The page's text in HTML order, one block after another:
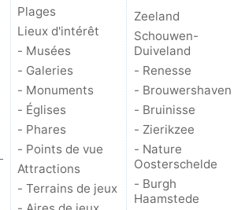
Plages
Lieux d'intérêt
- Musées
- Galeries
- Monuments
- Églises
- Phares
- Points de vue
Attractions
- Terrains de jeux
Zeeland
Schouwen-
Duiveland
- Renesse
- Brouwershaven
- Bruinisse
- Zierikzee
- Nature
Oosterschelde
- Burgh
Haamstede